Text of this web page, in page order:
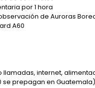
por 1 hora
de Auroras
A60
internet,
se prepagan en Guatemala)